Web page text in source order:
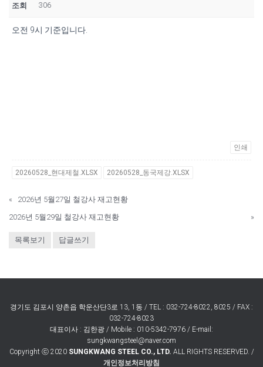
조회 306
오전 9시 기준입니다.
인쇄
20260528_현대제철.XLSX 20260528_동국제강.XLSX
«
2026년 5월27일 철강사 재고현황
2026년 5월29일 철강사 재고현황
»
목록보기 답글쓰기
경기도 김포시 양촌읍 학운산단3로 13, 1동 / TEL : 032-724-8022, 8025 / FAX :
032-724-8023
대표이사 : 김한광 / Mobile : 010-5342-7976 / E-mail:
sungkwangsteel@naver.com
Copyright ⓒ 2020 SUNGKWANG STEEL CO., LTD. ALL RIGHTS RESERVED. /
개인정보처리방침